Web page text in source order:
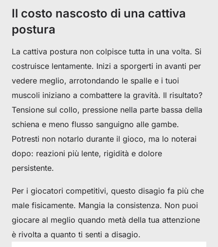
Il costo nascosto di una cattiva
postura
La cattiva postura non colpisce tutta in una volta. Si
costruisce lentamente. Inizi a sporgerti in avanti per
vedere meglio, arrotondando le spalle e i tuoi
muscoli iniziano a combattere la gravità. Il risultato?
Tensione sul collo, pressione nella parte bassa della
schiena e meno flusso sanguigno alle gambe.
Potresti non notarlo durante il gioco, ma lo noterai
dopo: reazioni più lente, rigidità e dolore
persistente.
Per i giocatori competitivi, questo disagio fa più che
male fisicamente. Mangia la consistenza. Non puoi
giocare al meglio quando metà della tua attenzione
è rivolta a quanto ti senti a disagio.